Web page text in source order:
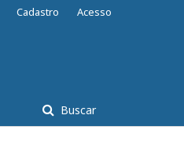
Buscar
Cadastro Acesso